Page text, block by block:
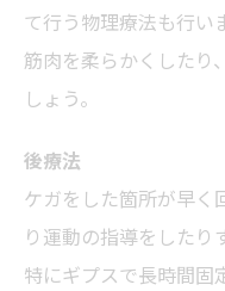
て行う物理療法も行い
筋肉を柔らかくしたり
しょう。
後療法
ケガをした箇所が早く
り運動の指導をしたり
特にギプスで長時間固